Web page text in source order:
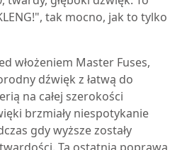
tak mocno, jak to tylko
włożeniem Master Fuses,
dźwięk z łatwą do
na całej szerokości
brzmiały niespotykanie
gdy wyższe zostały